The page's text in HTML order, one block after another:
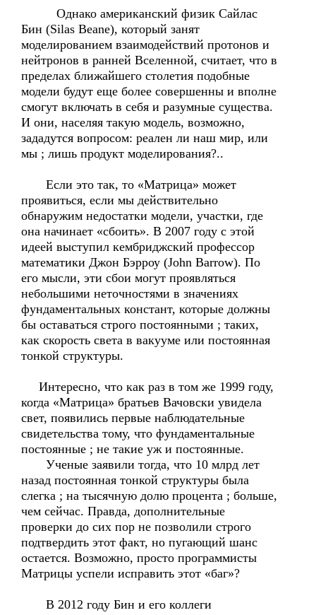
Однако американский физик Сайлас
Бин (Silas Beane), который занят
моделированием взаимодействий протонов и
нейтронов в ранней Вселенной, считает, что в
пределах ближайшего столетия подобные
модели будут еще более совершенны и вполне
смогут включать в себя и разумные существа.
И они, населяя такую модель, возможно,
зададутся вопросом: реален ли наш мир, или
мы ; лишь продукт моделирования?..
Если это так, то «Матрица» может
проявиться, если мы действительно
обнаружим недостатки модели, участки, где
она начинает «сбоить». В 2007 году с этой
идеей выступил кембриджский профессор
математики Джон Бэрроу (John Barrow). По
его мысли, эти сбои могут проявляться
небольшими неточностями в значениях
фундаментальных констант, которые должны
бы оставаться строго постоянными ; таких,
как скорость света в вакууме или постоянная
тонкой структуры.
Интересно, что как раз в том же 1999 году,
когда «Матрица» братьев Вачовски увидела
свет, появились первые наблюдательные
свидетельства тому, что фундаментальные
постоянные ; не такие уж и постоянные.
Ученые заявили тогда, что 10 млрд лет
назад постоянная тонкой структуры была
слегка ; на тысячную долю процента ; больше,
чем сейчас. Правда, дополнительные
проверки до сих пор не позволили строго
подтвердить этот факт, но пугающий шанс
остается. Возможно, просто программисты
Матрицы успели исправить этот «баг»?
В 2012 году Бин и его коллеги